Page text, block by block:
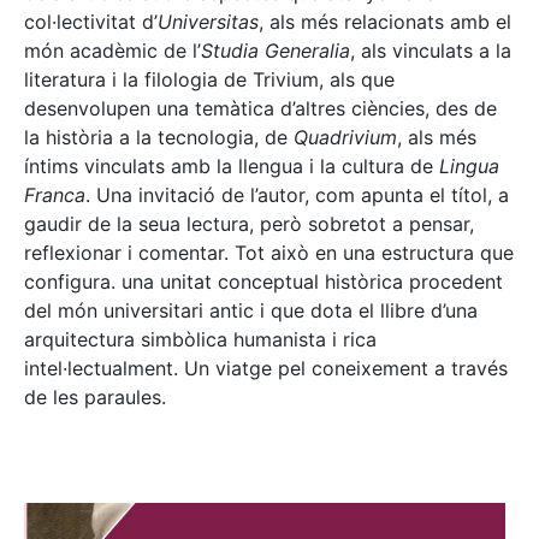
col·lectivitat d’Universitas, als més relacionats amb el
món acadèmic de l’Studia Generalia, als vinculats a la
literatura i la filologia de Trivium, als que
desenvolupen una temàtica d’altres ciències, des de
la història a la tecnologia, de Quadrivium, als més
íntims vinculats amb la llengua i la cultura de Lingua
Franca. Una invitació de l’autor, com apunta el títol, a
gaudir de la seua lectura, però sobretot a pensar,
reflexionar i comentar. Tot això en una estructura que
configura. una unitat conceptual històrica procedent
del món universitari antic i que dota el llibre d’una
arquitectura simbòlica humanista i rica
intel·lectualment. Un viatge pel coneixement a través
de les paraules.